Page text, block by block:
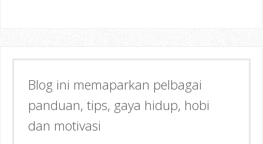
Blog ini memaparkan pelbagai
panduan, tips, gaya hidup, hobi
dan motivasi